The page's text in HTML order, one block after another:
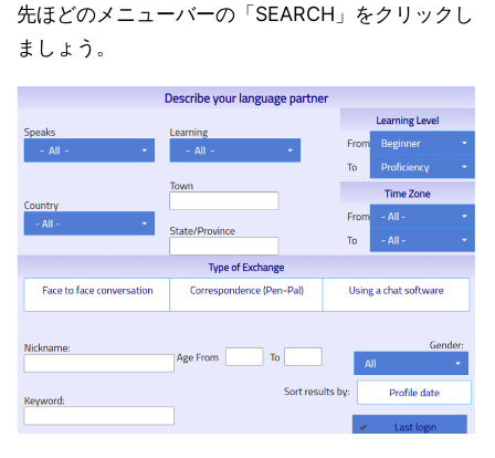
先ほどのメニューバーの「SEARCH」をクリックし
ましょう。